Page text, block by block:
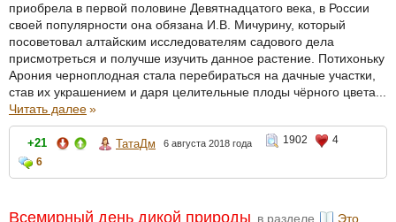
приобрела в первой половине Девятнадцатого века, в России
своей популярности она обязана И.В. Мичурину, который
посоветовал алтайским исследователям садового дела
присмотреться и получше изучить данное растение. Потихоньку
Арония черноплодная стала перебираться на дачные участки,
став их украшением и даря целительные плоды чёрного цвета...
Читать далее»
+21 ТатаДм 6 августа 2018 года 1902
4
6
Всемирный день дикой природы в разделе
Это